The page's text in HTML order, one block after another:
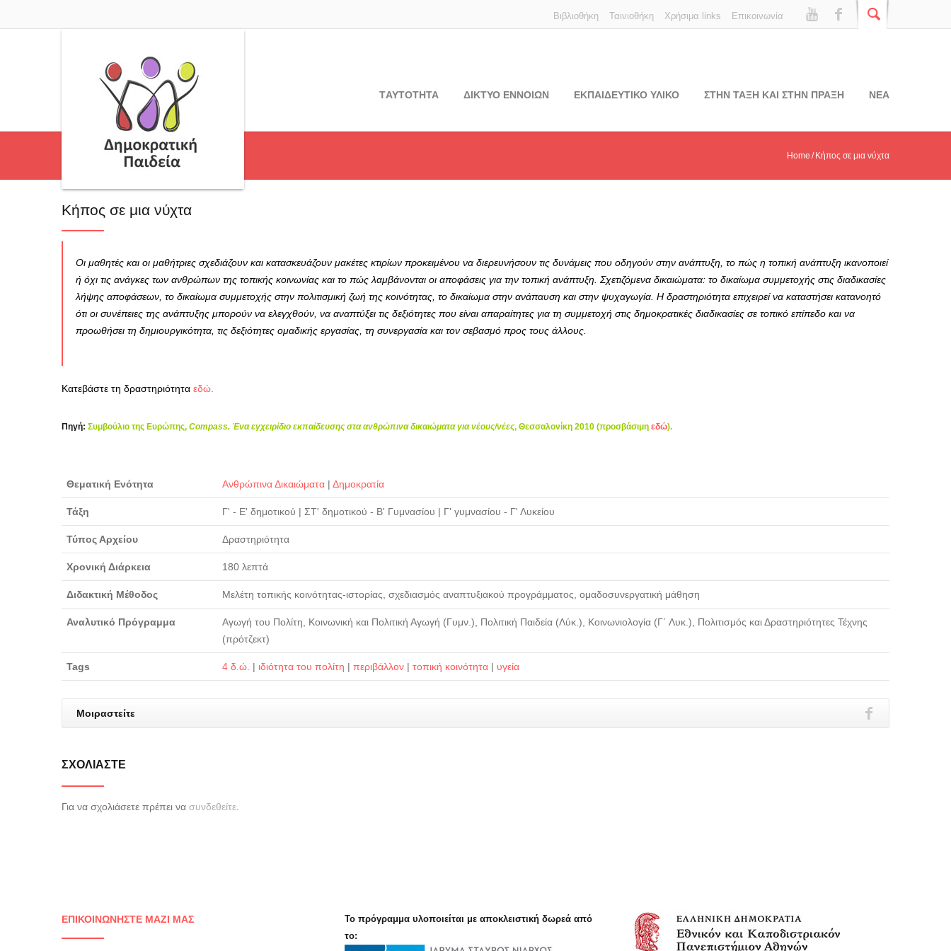
Επικοινωνία
Χρήσιμα links
Ταινιοθήκη
Βιβλιοθήκη
TΑΥΤΟΤΗΤΑ ΔΙΚΤΥΟ ΕΝΝΟΙΩΝ ΕΚΠΑΙΔΕΥΤΙΚΟ ΥΛΙΚΟ ΣΤΗΝ ΤΑΞΗ ΚΑΙ ΣΤΗΝ ΠΡΑΞΗ ΝΕΑ
Home Κήπος σε μια νύχτα
Κήπος σε μια νύχτα
Οι μαθητές και οι μαθήτριες σχεδιάζουν και κατασκευάζουν μακέτες κτιρίων προκειμένου να διερευνήσουν τις δυνάμεις που οδηγούν στην ανάπτυξη, το πώς η τοπική ανάπτυξη ικανοποιεί
ή όχι τις ανάγκες των ανθρώπων της τοπικής κοινωνίας και το πώς λαμβάνονται οι αποφάσεις για την τοπική ανάπτυξη. Σχετιζόμενα δικαιώματα: το δικαίωμα συμμετοχής στις διαδικασίες
λήψης αποφάσεων, το δικαίωμα συμμετοχής στην πολιτισμική ζωή της κοινότητας, το δικαίωμα στην ανάπαυση και στην ψυχαγωγία. Η δραστηριότητα επιχειρεί να καταστήσει κατανοητό
ότι οι συνέπειες της ανάπτυξης μπορούν να ελεγχθούν, να αναπτύξει τις δεξιότητες που είναι απαραίτητες για τη συμμετοχή στις δημοκρατικές διαδικασίες σε τοπικό επίπεδο και να
προωθήσει τη δημιουργικότητα, τις δεξιότητες ομαδικής εργασίας, τη συνεργασία και τον σεβασμό προς τους άλλους.
Κατεβάστε τη δραστηριότητα εδώ
Πηγή: Συμβούλιο της Ευρώπης, Compass. Ένα εγχειρίδιο εκπαίδευσης στα ανθρώπινα δικαιώματα για νέους/νέες, Θεσσαλονίκη 2010 (προσβάσιμη εδώ).
Θεματική Ενότητα Ανθρώπινα Δικαιώματα | Δημοκρατία
Τάξη Γ' - Ε' δημοτικού | ΣΤ' δημοτικού - Β' Γυμνασίου | Γ' γυμνασίου - Γ' Λυκείου
Τύπος Αρχείου Δραστηριότητα
Χρονική Διάρκεια 180 λεπτά
Διδακτική Μέθοδος Μελέτη τοπικής κοινότητας-ιστορίας, σχεδιασμός αναπτυξιακού προγράμματος, ομαδοσυνεργατική μάθηση
Αναλυτικό Πρόγραμμα
Αγωγή του Πολίτη, Κοινωνική και Πολιτική Αγωγή (Γυμν.), Πολιτική Παιδεία (Λύκ.), Κοινωνιολογία (Γ΄ Λυκ.), Πολιτισμός και Δραστηριότητες Τέχνης
(πρότζεκτ)
Tags 4 δ.ώ. | ιδιότητα του πολίτη | περιβάλλον | τοπική κοινότητα | υγεία
Μοιραστείτε
ΣΧΟΛΙΆΣΤΕ
Για να σχολιάσετε πρέπει να συνδεθείτε
ΕΠΙΚΟΙΝΩΝΉΣΤΕ ΜΑΖΊ ΜΑΣ
Το πρόγραμμα υλοποιείται με αποκλειστική δωρεά από
το: